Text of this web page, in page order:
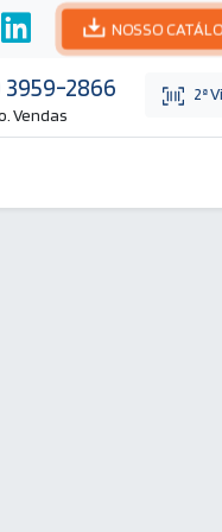
NOSSO
3959-2866
Vendas
2ª